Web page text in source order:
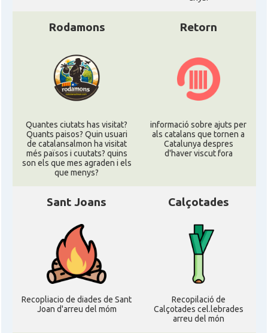
Rodamons
Quantes ciutats has visitat?
Quants paisos? Quin usuari
de catalansalmon ha visitat
més països i cuutats? quins
son els que mes agraden i els
que menys?
Retorn
informació sobre ajuts per
als catalans que tornen a
Catalunya despres
d'haver viscut fora
Sant Joans
Recopliacio de diades de Sant
Joan d'arreu del móm
Calçotades
Recopilació de
Calçotades cel.lebrades
arreu del món